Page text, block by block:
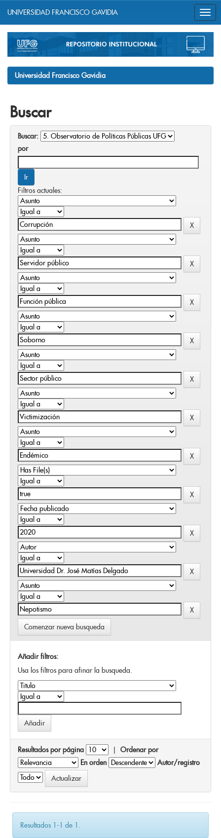
navigation
UNIVERSIDAD FRANCISCO GAVIDIA
Universidad Francisco Gavidia
Buscar
Buscar:
por
Filtros actuales:
Comenzar nueva busqueda
Añadir filtros:
Usa los filtros para afinar la busqueda.
Resultados por página | Ordenar por
En orden
Autor/registro
Resultados 1-1 de 1.